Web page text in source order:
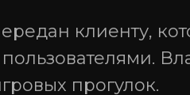
клиенту,
прогулок.